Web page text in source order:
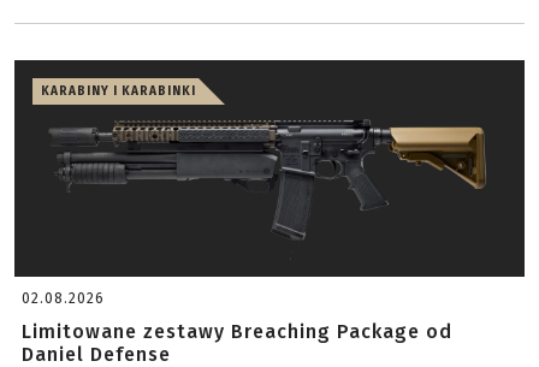
KARABINY I KARABINKI
02.08.2026
Limitowane zestawy Breaching Package od
Daniel Defense